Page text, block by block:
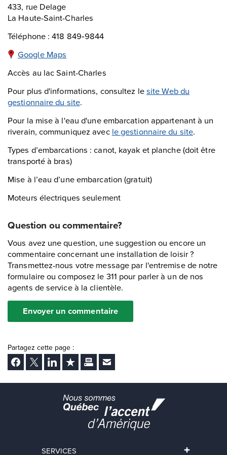
433, rue Delage
La Haute-Saint-Charles
Téléphone : 418 849‑9844
Google Maps
Accès au lac Saint-Charles
Pour plus d'informations, consultez lesite Web du
gestionnaire du site.
Pour la mise à l'eau d'une embarcation appartenant à un
riverain, communiquez avec le gestionnaire du site.
Types d’embarcations : canot, kayak et planche (doit être
transporté à bras)
Mise à l’eau d’une embarcation (gratuit)
Moteurs électriques seulement
Question ou commentaire?
Vous avez une question, une suggestion ou encore un
commentaire concernant une installation de loisir ?
Transmettez-nous votre message par l'entremise de notre
formulaire ou composez le 311 pour parler à un de nos
agents de service à la clientèle.
Envoyer un commentaire
Partagez cette page :
Facebook
Twitter LinkedInAjouter aux favoris
ImprimerEnvoyer Ã un ami
SERVICES